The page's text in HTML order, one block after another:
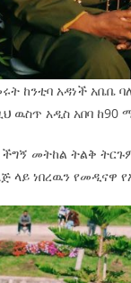
ከንቲባ አዳነች አቤቤ
ዉስጥ አዲስ አበባ ከ90
መትከል ትልቅ
ላይ ነበረዉን